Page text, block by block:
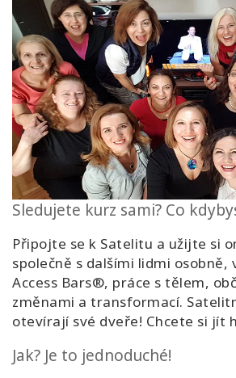
Shop
More
Novinky
CONTACT
SEARCH
Sledujete kurz sami? Co
Připojte se k Satelitu a užijte si
společně s dalšími lidmi osobně,
Access Bars®, práce s tělem,
změnami a transformací.
otevírají své dveře! Chcete si jít
Jak? Je to jednoduché!